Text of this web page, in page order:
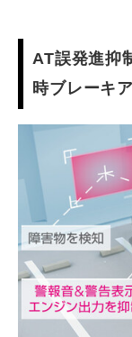
AT誤発進抑
時ブレーキ